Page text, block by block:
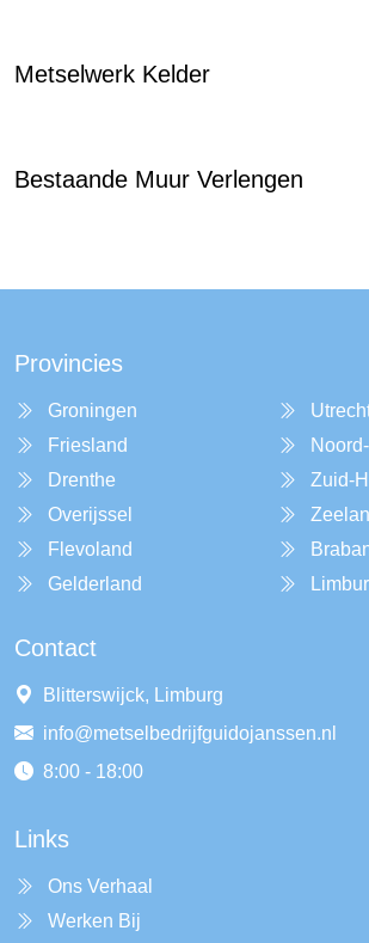
Metselwerk Kelder
Bestaande Muur Verlengen
Provincies
Groningen
Friesland
Drenthe
Overijssel
Flevoland
Gelderland
Zuid-
Contact
Blitterswijck, Limburg
info@metselbedrijfguidojanssen.nl
8:00 - 18:00
Links
Ons Verhaal
Werken Bij